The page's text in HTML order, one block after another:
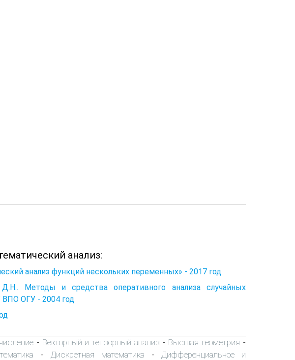
анализ:
анализ функций нескольких переменных» - 2017 год
Методы и средства оперативного анализа случайных
ВПО ОГУ - 2004 год
- Векторный и тензорный анализ - Высшая геометрия -
- Дискретная математика - Дифференциальное и